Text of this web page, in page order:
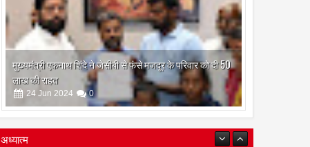
मुख्यमंत्री एकनाथ शिंदे ने जेसीबी से फंसे मजदूर के परिवार को दी 50
लाख की राहत
24 Jun 2024 0
अध्यात्म